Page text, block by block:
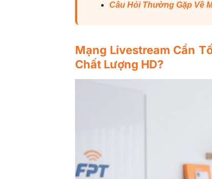
Câu Hỏi Thường Gặp Về
Mạng Livestream Cần
Chất Lượng HD?